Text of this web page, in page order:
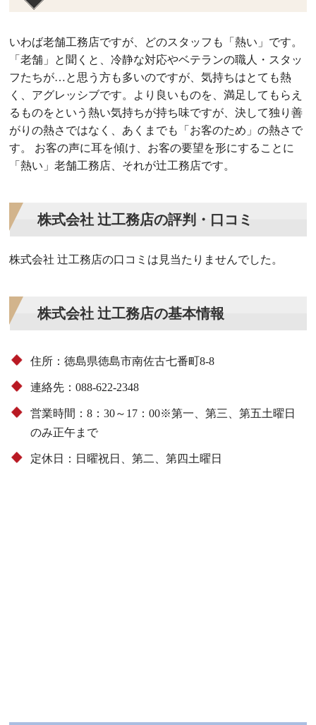
いわば老舗工務店ですが、どのスタッフも「熱い」です。
「老舗」と聞くと、冷静な対応やベテランの職人・スタッ
フたちが…と思う方も多いのですが、気持ちはとても熱
く、アグレッシブです。より良いものを、満足してもらえ
るものをという熱い気持ちが持ち味ですが、決して独り善
がりの熱さではなく、あくまでも「お客のため」の熱さで
す。 お客の声に耳を傾け、お客の要望を形にすることに
「熱い」老舗工務店、それが辻工務店です。
株式会社 辻工務店の評判・口コミ
株式会社 辻工務店の口コミは見当たりませんでした。
株式会社 辻工務店の基本情報
住所：徳島県徳島市南佐古七番町8-8
連絡先：088-622-2348
営業時間：8：30～17：00※第一、第三、第五土曜日
のみ正午まで
定休日：日曜祝日、第二、第四土曜日